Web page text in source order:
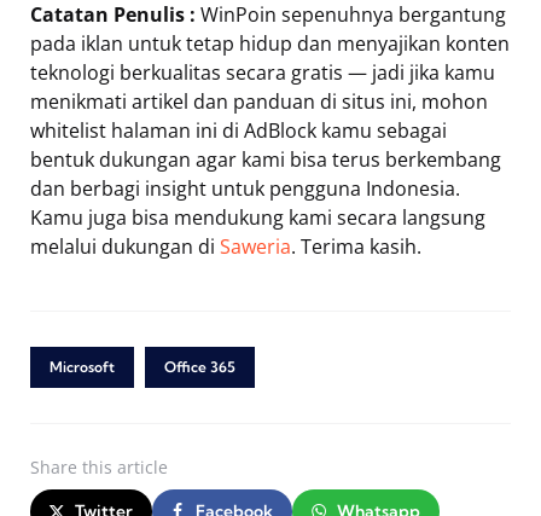
Catatan Penulis : WinPoin sepenuhnya bergantung
pada iklan untuk tetap hidup dan menyajikan konten
teknologi berkualitas secara gratis — jadi jika kamu
menikmati artikel dan panduan di situs ini, mohon
whitelist halaman ini di AdBlock kamu sebagai
bentuk dukungan agar kami bisa terus berkembang
dan berbagi insight untuk pengguna Indonesia.
Kamu juga bisa mendukung kami secara langsung
melalui dukungan di Saweria. Terima kasih.
Microsoft Office 365
Share this article
Twitter Facebook Whatsapp